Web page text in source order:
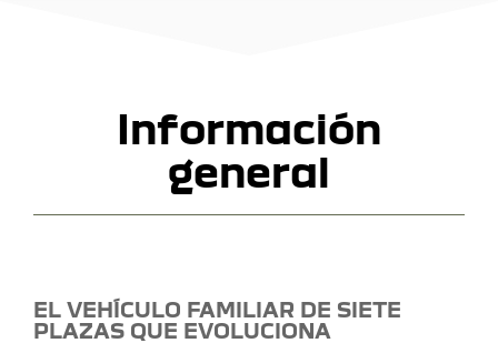
Información
general
EL VEHÍCULO FAMILIAR DE SIETE
PLAZAS QUE EVOLUCIONA